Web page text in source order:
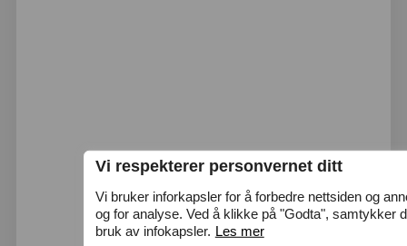
Vi respekterer personvernet ditt
Vi bruker inforkapsler for å forbedre nettsiden og
og for analyse. Ved å klikke på "Godta", samtykker
bruk av infokapsler. Les mer